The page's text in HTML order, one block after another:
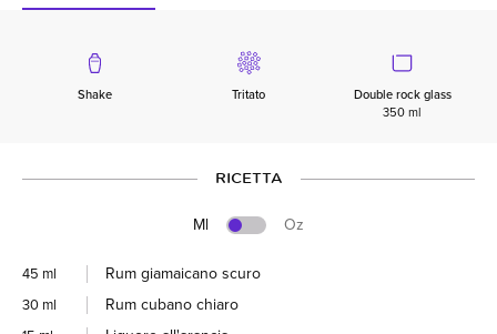
Shake Tritato
Double rock glass
350 ml
RICETTA
Ml Oz
45 ml Rum giamaicano scuro
30 ml Rum cubano chiaro